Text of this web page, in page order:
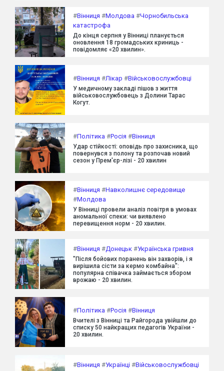
#Вінниця #Молдова #Чорнобильська
катастрофа
До кінця серпня у Вінниці планується
оновлення 18 громадських криниць -
повідомляє «20 хвилин».
#Вінниця #Лікар #Військовослужбовці
У медичному закладі пішов з життя
військовослужбовець з Долини Тарас
Когут.
#Політика #Росія #Вінниця
Удар стійкості: оповідь про захисника, що
повернувся з полону та розпочав новий
сезон у Прем'єр-лізі - 20 хвилин
#Вінниця #Навколишнє середовище
#Молдова
У Вінниці провели аналіз повітря в умовах
аномальної спеки: чи виявлено
перевищення норм - 20 хвилин.
#Вінниця #Донецьк #Українська гривня
"Після бойових поранень він захворів, і я
вирішила сісти за кермо комбайна":
популярна співачка займається збором
врожаю - 20 хвилин.
#Політика #Росія #Вінниця
Вчителі з Вінниці та Райгорода увійшли до
списку 50 найкращих педагогів України -
20 хвилин.
#Вінниця #Українці #Військовослужбовці